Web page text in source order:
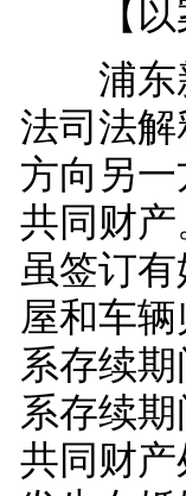
【以
浦东新
法司法
方向另
共同财
虽签订
屋和车
系存续
系存续
共同财